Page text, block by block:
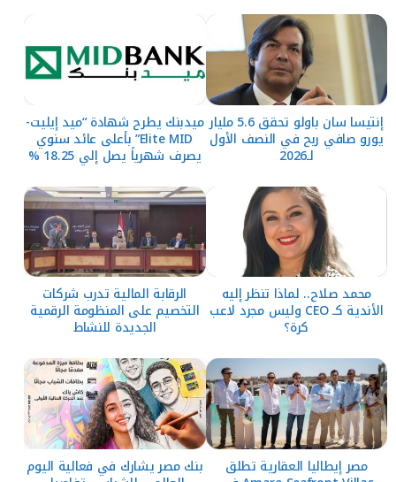
إنتيسا سان باولو تحقق 5.6 مليار
يورو صافي ربح في النصف الأول
لـ2026
ميدبنك يطرح شهادة “ميد إيليت-
Elite MID” بأعلى عائد سنوي
يصرف شهرياً يصل إلي 18.25 %
محمد صلاح.. لماذا تنظر إليه
الأندية كـ CEO وليس مجرد لاعب
كرة؟
الرقابة المالية تدرب شركات
التخصيم على المنظومة الرقمية
الجديدة للنشاط
مصر إيطاليا العقارية تطلق بنك مصر يشارك في فعالية اليوم